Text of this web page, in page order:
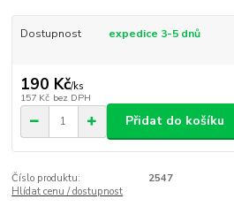
Dostupnost expedice 3-5 dnů
190 Kč/ks
157 Kč bez DPH
Přidat do košíku
Číslo produktu:
2547
Hlídat cenu / dostupnost